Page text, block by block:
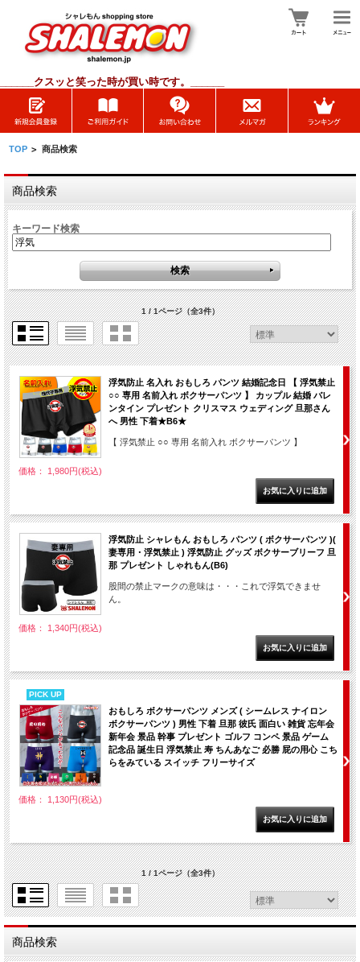
クスッと笑った時が買い時です。______
TOP > 商品検索
商品検索
キーワード検索
1 / 1ページ（全3件）
浮気防止 名入れ おもしろ パンツ 結婚記念日 【 浮気禁止
○○ 専用 名前入れ ボクサーパンツ 】 カップル 結婚 バレ
ンタイン プレゼント クリスマス ウェディング 旦那さん
へ 男性 下着★B6★
【 浮気禁止 ○○ 専用 名前入れ ボクサーパンツ 】
価格： 1,980円(税込)
浮気防止 シャレもん おもしろ パンツ ( ボクサーパンツ )(
妻専用・浮気禁止 ) 浮気防止 グッズ ボクサーブリーフ 旦
那 プレゼント しゃれもん(B6)
股間の禁止マークの意味は・・・これで浮気できませ
ん。
価格： 1,340円(税込)
PICK UP
おもしろ ボクサーパンツ メンズ ( シームレス ナイロン
ボクサーパンツ ) 男性 下着 旦那 彼氏 面白い 雑貨 忘年会
新年会 景品 幹事 プレゼント ゴルフ コンペ 景品 ゲーム
記念品 誕生日 浮気禁止 寿 ちんあなご 必勝 屁の用心 こち
らをみている スイッチ フリーサイズ
価格： 1,130円(税込)
1 / 1ページ（全3件）
商品検索